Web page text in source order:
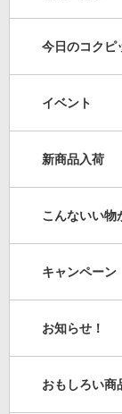
今日のコクピ
イベント
新商品入荷
こんないい物
キャンペーン
お知らせ！
おもしろい商